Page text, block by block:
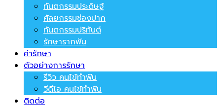
ทันตกรรมประดิษฐ์
ศัลยกรรมช่องปาก
ทันตกรรมปริทันต์
รักษารากฟัน
ค่ารักษา
ตัวอย่างการรักษา
รีวิว คนไข้ทำฟัน
วีดีโอ คนไข้ทำฟัน
ติดต่อ